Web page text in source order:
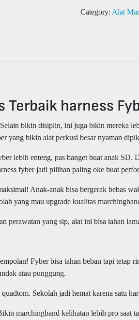
Category: Alat
Terbaik harness
bikin disiplin, ini juga bikin mereka
yang bikin alat perkusi besar nyaman
lebih enteng, pas banget buat anak SD.
fyber jadi pilihan paling oke buat
Anak-anak bisa bergerak bebas
yang mau upgrade kualitas
perawatan yang sip, alat ini bisa tahan
Fyber bisa tahan beban tapi tetap
atau punggung.
Sekolah jadi hemat karena satu
marchingband kelihatan lebih pro saat